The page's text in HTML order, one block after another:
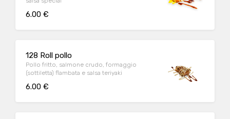
6.00 €
128 Roll pollo
Pollo fritto, salmone crudo, formaggio
(sottiletta) flambata e salsa teriyaki
6.00 €